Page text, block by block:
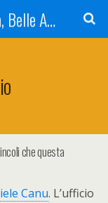
Soprintendenza Archeologia, Belle Arti e Paesaggio dell'Umbria
che questa
Canu. L’ufficio